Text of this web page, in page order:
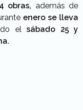
obras, además de
enero se lleva
elsábado 25 y